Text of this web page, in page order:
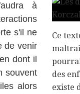
à
s'il ne
de venir
dont il
souvent
alors
Ce
des
existe